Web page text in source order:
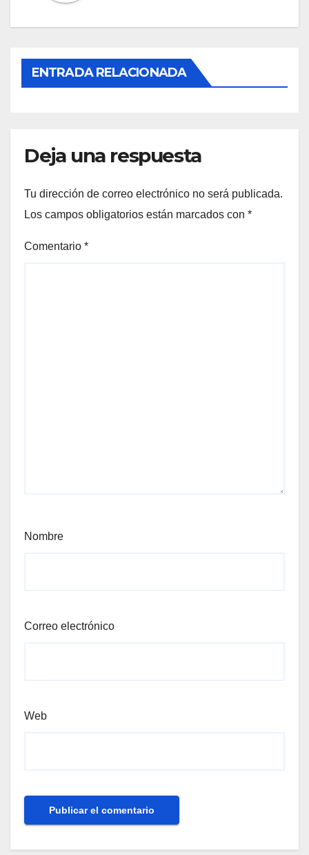
ENTRADA RELACIONADA
Deja una respuesta
Tu dirección de correo electrónico no será publicada.
Los campos obligatorios están marcados con *
Comentario *
Nombre
Correo electrónico
Web